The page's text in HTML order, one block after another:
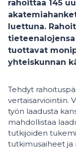
rahoittaa 145
luettuna.
tuottavat
yhteiskunnan
Tehdyt
vertaisarviointiin.
työn laadusta
mahdollistaa
tutkijoiden
tutkimusaiheet ja